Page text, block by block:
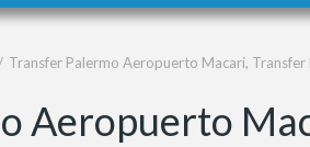
Transfer Palermo Aeropuerto Macari,
Aeropuerto